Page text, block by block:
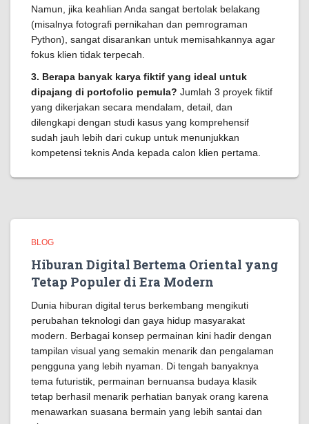
Namun, jika keahlian Anda sangat bertolak belakang
(misalnya fotografi pernikahan dan pemrograman
Python), sangat disarankan untuk memisahkannya agar
fokus klien tidak terpecah.
3. Berapa banyak karya fiktif yang ideal untuk
dipajang di portofolio pemula? Jumlah 3 proyek fiktif
yang dikerjakan secara mendalam, detail, dan
dilengkapi dengan studi kasus yang komprehensif
sudah jauh lebih dari cukup untuk menunjukkan
kompetensi teknis Anda kepada calon klien pertama.
BLOG
Hiburan Digital Bertema Oriental yang
Tetap Populer di Era Modern
Dunia hiburan digital terus berkembang mengikuti
perubahan teknologi dan gaya hidup masyarakat
modern. Berbagai konsep permainan kini hadir dengan
tampilan visual yang semakin menarik dan pengalaman
pengguna yang lebih nyaman. Di tengah banyaknya
tema futuristik, permainan bernuansa budaya klasik
tetap berhasil menarik perhatian banyak orang karena
menawarkan suasana bermain yang lebih santai dan